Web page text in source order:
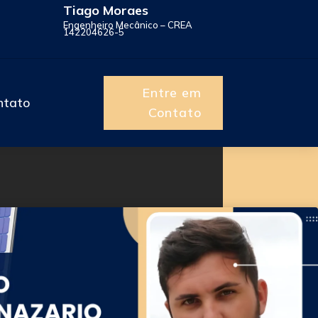
Tiago Moraes
Engenheiro Mecânico – CREA
142204626-5
Entre em
Contato